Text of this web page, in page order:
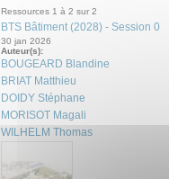
Ressources 1 à 2 sur 2
BTS Bâtiment (2028) - Session 0
30 jan 2026
Auteur(s):
BOUGEARD Blandine
BRIAT Matthieu
DOIDY Stéphane
MORISOT Magali
WILHELM Thomas